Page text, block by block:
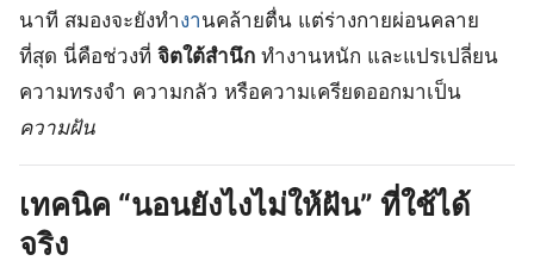
นาที สมองจะยังทำงานคล้ายตื่น แต่ร่างกายผ่อนคลาย
ที่สุด นี่คือช่วงที่ จิตใต้สำนึก ทำงานหนัก และแปรเปลี่ยน
ความทรงจำ ความกลัว หรือความเครียดออกมาเป็น
ความฝัน
เทคนิค “นอนยังไงไม่ให้ฝัน” ที่ใช้ได้
จริง